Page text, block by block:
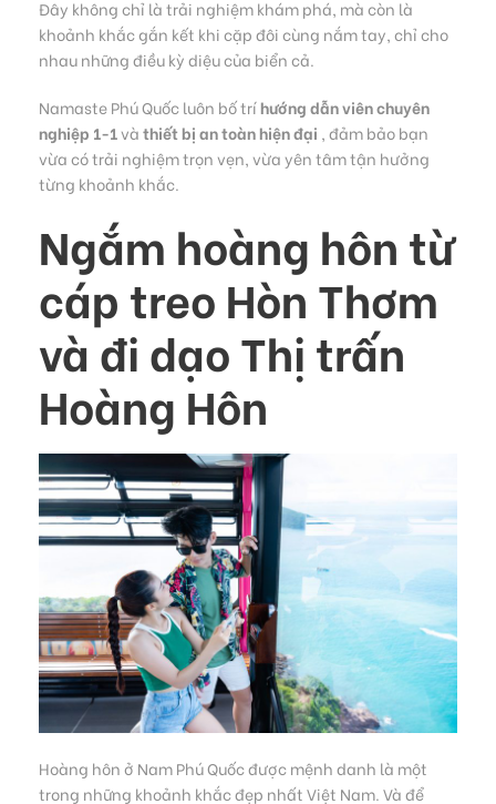
Đây không chỉ là trải nghiệm khám phá, mà còn là
khoảnh khắc gắn kết khi cặp đôi cùng nắm tay, chỉ cho
nhau những điều kỳ diệu của biển cả.
Namaste Phú Quốc luôn bố tríhướng dẫn viên chuyên
nghiệp 1-1vàthiết bị an toàn hiện đại , đảm bảo bạn
vừa có trải nghiệm trọn vẹn, vừa yên tâm tận hưởng
từng khoảnh khắc.
Ngắm hoàng hôn từ
cáp treo Hòn Thơm
và đi dạo Thị trấn
Hoàng Hôn
Hoàng hôn ở Nam Phú Quốc được mệnh danh là một
trong những khoảnh khắc đẹp nhất Việt Nam. Và để